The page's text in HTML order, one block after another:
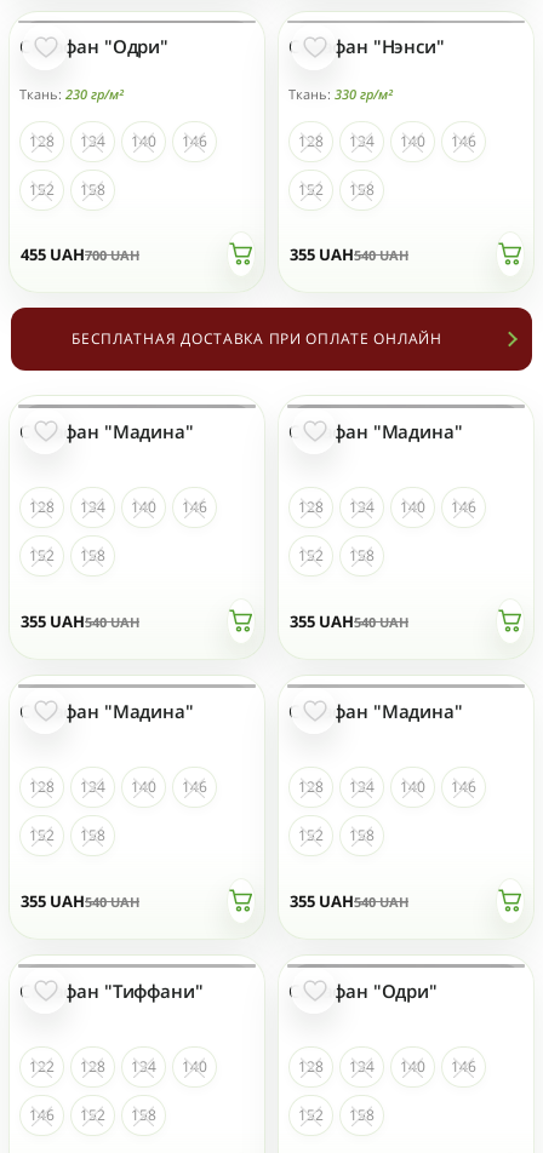
НЕТ НА СКЛАДЕ
455 UAH700UAH
Сарафан "Одри"
Ткань: 230 гр/м²
128 134 140 146
152 158
НЕТ НА СКЛАДЕ
355 UAH540UAH
Сарафан "Нэнси"
Ткань: 330 гр/м²
128 134 140 146
152 158
БЕСПЛАТНАЯ ДОСТАВКА ПРИ ОПЛАТЕ ОНЛАЙН
НЕТ НА СКЛАДЕ
355 UAH540UAH
Сарафан "Мадина"
128 134 140 146
152 158
НЕТ НА СКЛАДЕ
355 UAH540UAH
Сарафан "Мадина"
128 134 140 146
152 158
НЕТ НА СКЛАДЕ
355 UAH540UAH
Сарафан "Мадина"
128 134 140 146
152 158
НЕТ НА СКЛАДЕ
355 UAH540UAH
Сарафан "Мадина"
128 134 140 146
152 158
НЕТ НА СКЛАДЕ
Сарафан "Тиффани"
122 128 134 140
146 152 158
НЕТ НА СКЛАДЕ
Сарафан "Одри"
128 134 140 146
152 158